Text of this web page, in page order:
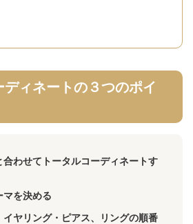
ディネートの３つのポイ
合わせてトータルコーディネートす
マを決める
イヤリング・ピアス、リングの順番